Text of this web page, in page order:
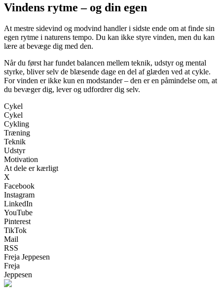
Vindens rytme – og din egen
At mestre sidevind og modvind handler i sidste ende om at finde sin
egen rytme i naturens tempo. Du kan ikke styre vinden, men du kan
lære at bevæge dig med den.
Når du først har fundet balancen mellem teknik, udstyr og mental
styrke, bliver selv de blæsende dage en del af glæden ved at cykle.
For vinden er ikke kun en modstander – den er en påmindelse om, at
du bevæger dig, lever og udfordrer dig selv.
Cykel
Cykel
Cykling
Træning
Teknik
Udstyr
Motivation
At dele er kærligt
X
Facebook
Instagram
LinkedIn
YouTube
Pinterest
TikTok
Mail
RSS
Freja Jeppesen
Freja
Jeppesen